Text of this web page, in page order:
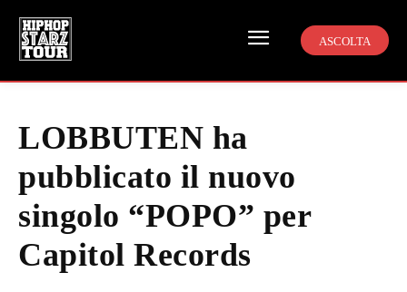
ASCOLTA
LOBBUTEN ha
pubblicato il nuovo
singolo “POPO” per
Capitol Records